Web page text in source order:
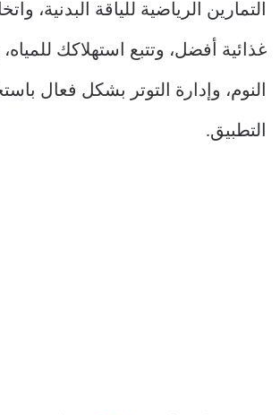
التمارين الرياضية للياقة البدنية،
غذائية أفضل، وتتبع استهلاكك
النوم، وإدارة التوتر بشكل فعال
التطبيق.